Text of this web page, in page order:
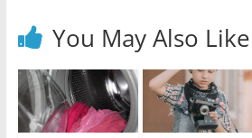
You May Also Like